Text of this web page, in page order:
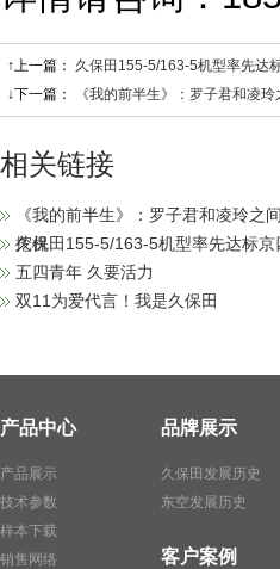
↑上一篇： 久保田155-5/163-5机型率先达
↓下一篇：
《我的前半生》：罗子君和凌
相关链接
《我的前半生》：罗子君和凌玲之
挖机
久保田155-5/163-5机型率先达标京
五四青年 久要活力
双11为爱代言！我是久保田
产品中心
产品展示
技术参数
样本下载
销售网络
品牌展示
久保田发展历史
东空发展历史
客户案例